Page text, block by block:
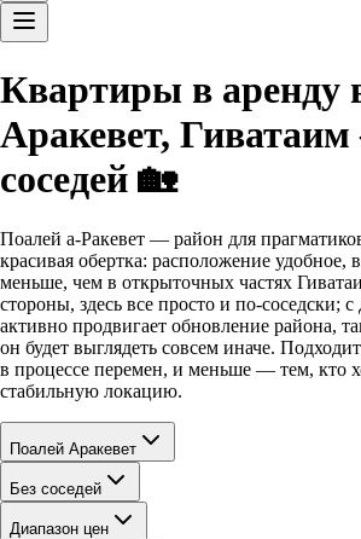
Квартиры в аренду
Аракевет,
соседей 🏡
Поалей а-Ракевет — район для
красивая обертка: расположение удобное,
меньше, чем в открыточных частях
стороны, здесь все просто и по-соседски;
активно продвигает обновление района,
он будет выглядеть совсем иначе.
в процессе перемен, и меньше — тем, кто
стабильную локацию.
Поалей Аракевет
Без соседей
Диапазон цен